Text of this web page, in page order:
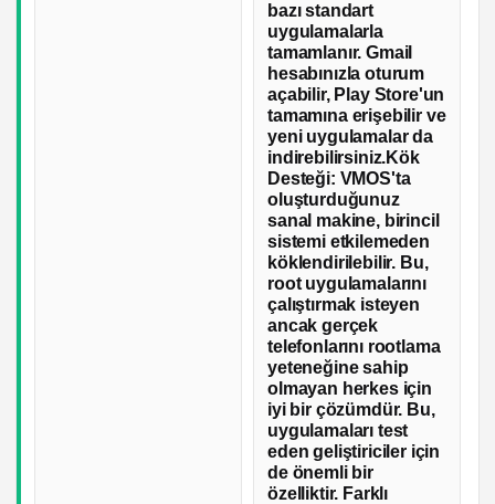
bazı standart
uygulamalarla
tamamlanır. Gmail
hesabınızla oturum
açabilir, Play Store'un
tamamına erişebilir ve
yeni uygulamalar da
indirebilirsiniz.Kök
Desteği: VMOS'ta
oluşturduğunuz
sanal makine, birincil
sistemi etkilemeden
köklendirilebilir. Bu,
root uygulamalarını
çalıştırmak isteyen
ancak gerçek
telefonlarını rootlama
yeteneğine sahip
olmayan herkes için
iyi bir çözümdür. Bu,
uygulamaları test
eden geliştiriciler için
de önemli bir
özelliktir. Farklı